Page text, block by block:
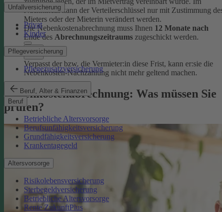
Unfallversicherung
Privat
Kinder
Pflegeversicherung
Pflegezusatzversicherung
Beruf, Alter & Finanzen
Beruf
Betriebliche Altersvorsorge
Berufsunfähigkeitsversicherung
Grundfähigkeitsversicherung
Krankentagegeld
Altersvorsorge
Risikolebensversicherung
Sterbegeldversicherung
Betriebliche Altersvorsorge
Rente ZukunftPlus
Nachhinein kann der Verteilerschlüssel nur mit Zustimmung
Mieters oder der Mieterin verändert werden.
Die Nebenkostenabrechnung muss Ihnen 12 Monate nach
Ende des Abrechnungszeitraums zugeschickt werden.
Verpasst der bzw. die Vermieter:in diese Frist, kann er:sie die
Nebenkosten-Nachzahlung nicht mehr geltend machen.
Nebenkostenabrechnung: Was müssen Sie
prüfen?